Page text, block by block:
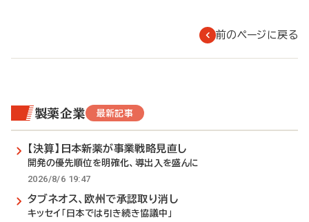
前のページに戻る
製薬企業 最新記事
【決算】日本新薬が事業戦略見直し
開発の優先順位を明確化、導出入を盛んに
2026/8/6 19:47
タブネオス、欧州で承認取り消し
キッセイ「日本では引き続き協議中」